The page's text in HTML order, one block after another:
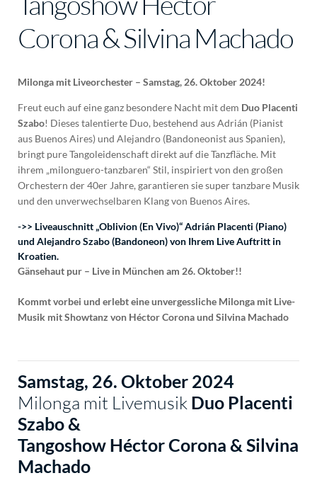
Corona & Silvina Machado
Milonga mit Liveorchester – Samstag, 26. Oktober 2024!
Freut euch auf eine ganz besondere Nacht mit dem Duo Placenti
Szabo! Dieses talentierte Duo, bestehend aus Adrián (Pianist
aus Buenos Aires) und Alejandro (Bandoneonist aus Spanien),
bringt pure Tangoleidenschaft direkt auf die Tanzfläche. Mit
ihrem „milonguero-tanzbaren“ Stil, inspiriert von den großen
Orchestern der 40er Jahre, garantieren sie super tanzbare Musik
und den unverwechselbaren Klang von Buenos Aires.
->> Liveauschnitt „Oblivion (En Vivo)“ Adrián Placenti (Piano)
und Alejandro Szabo (Bandoneon) von Ihrem Live Auftritt in
Kroatien.
Gänsehaut pur – Live in München am 26. Oktober!!
Kommt vorbei und erlebt eine unvergessliche Milonga mit Live-
Musik mit Showtanz von Héctor Corona und Silvina Machado
Samstag, 26. Oktober 2024
Milonga mit Livemusik Duo Placenti
Szabo &
Tangoshow Héctor Corona & Silvina
Machado